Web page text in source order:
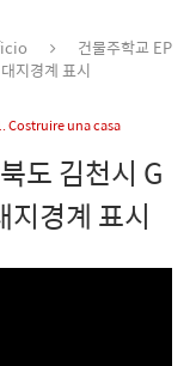
건물주학교 EP
지경계 표시
Costruire una casa
도 김천시 G
지경계 표시